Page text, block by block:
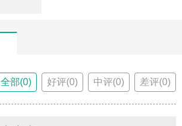
全部(0) 好评(0) 中评(0) 差评(0)